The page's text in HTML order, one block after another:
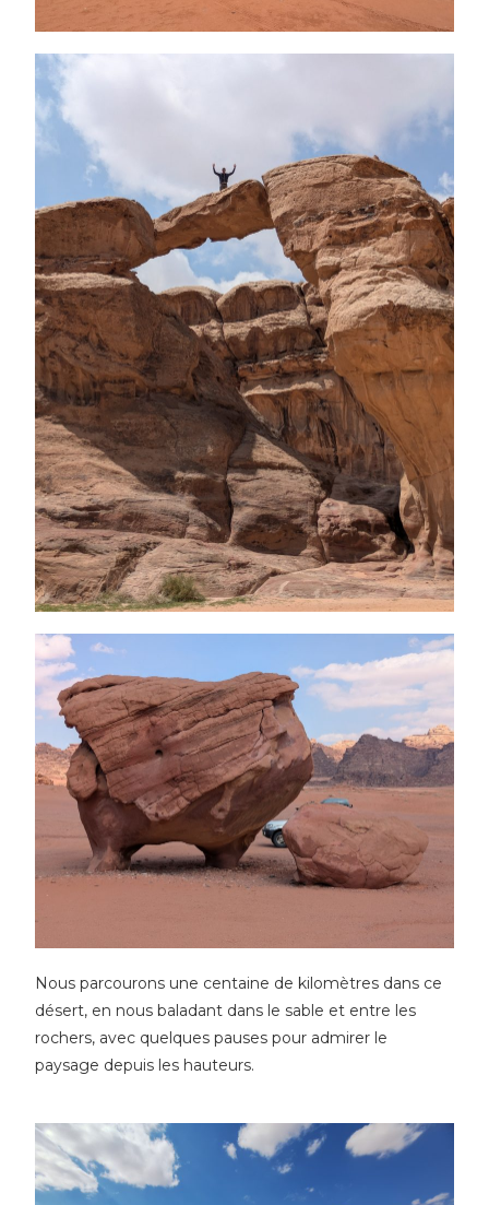
Nous parcourons une centaine de kilomètres dans ce
désert, en nous baladant dans le sable et entre les
rochers, avec quelques pauses pour admirer le
paysage depuis les hauteurs.